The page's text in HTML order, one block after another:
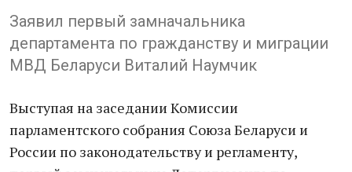
Заявил первый замначальника
департамента по гражданству и миграции
МВД Беларуси Виталий Наумчик
Выступая на заседании Комиссии
парламентского собрания Союза Беларуси и
России по законодательству и регламенту,